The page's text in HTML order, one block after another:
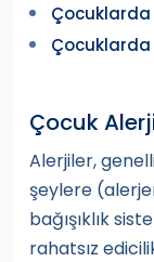
Çocuklarda
Çocuklarda
Çocuk
Alerjiler,
şeylere
bağışıklık
rahatsız